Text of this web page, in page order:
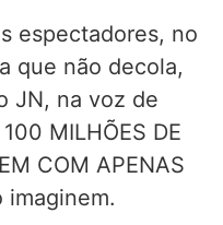
espectadores, no
que não decola,
JN, na voz de
MILHÕES DE
COM APENAS
imaginem.